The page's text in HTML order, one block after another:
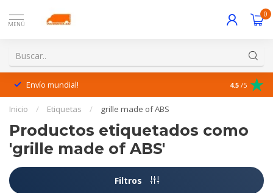
MENÚ
0
Envío mundial! ¡Excelente
4.5 /5
Inicio / Etiquetas / grille made of ABS
Productos etiquetados como
'grille made of ABS'
Filtros